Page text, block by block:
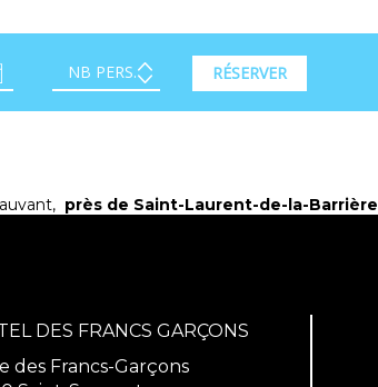
RÉSERVER
près de Saint-Laurent-de-la-Barrière
DES FRANCS GARÇONS
des Francs-Garçons